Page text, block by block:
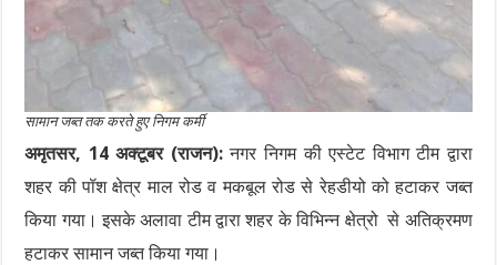
सामान जब्त तक करते हुए निगम कर्मी
अमृतसर, 14 अक्टूबर (राजन):नगर निगम की एस्टेट विभाग टीम द्वारा
शहर की पॉश क्षेत्र माल रोड व मकबूल रोड से रेहडीयो को हटाकर जब्त
किया गया। इसके अलावा टीम द्वारा शहर के विभिन्न क्षेत्रो से अतिक्रमण
हटाकर सामान जब्त किया गया।